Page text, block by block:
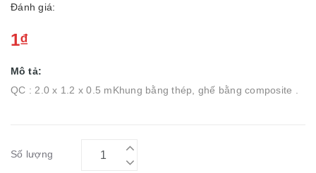
Đánh giá:
1₫
Mô tả:
QC : 2.0 x 1.2 x 0.5 mKhung bằng thép, ghế bằng composite .
Số lượng